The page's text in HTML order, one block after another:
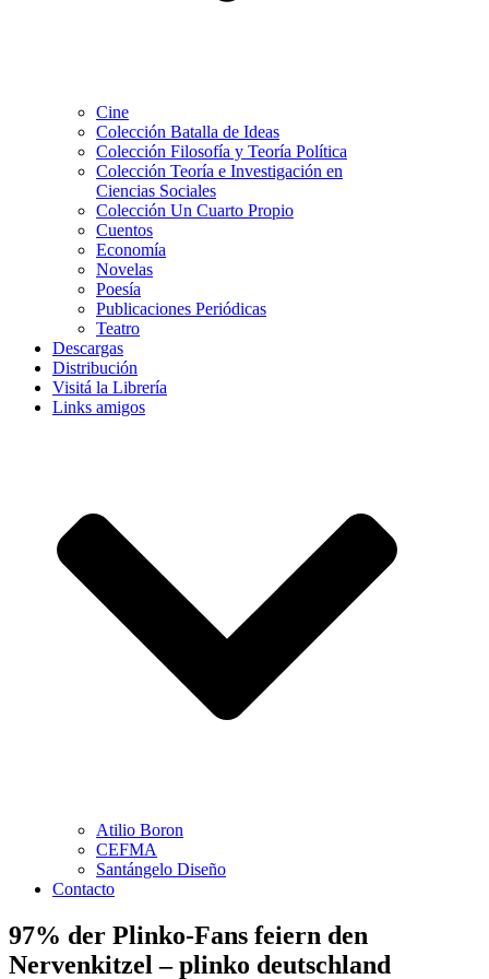
Cine
Colección Batalla de Ideas
Colección Filosofía y Teoría Política
Colección Teoría e Investigación en
Ciencias Sociales
Colección Un Cuarto Propio
Cuentos
Economía
Novelas
Poesía
Publicaciones Periódicas
Teatro
Descargas
Distribución
Visitá la Librería
Links amigos
Atilio Boron
CEFMA
Santángelo Diseño
Contacto
97% der Plinko-Fans feiern den
Nervenkitzel – plinko deutschland